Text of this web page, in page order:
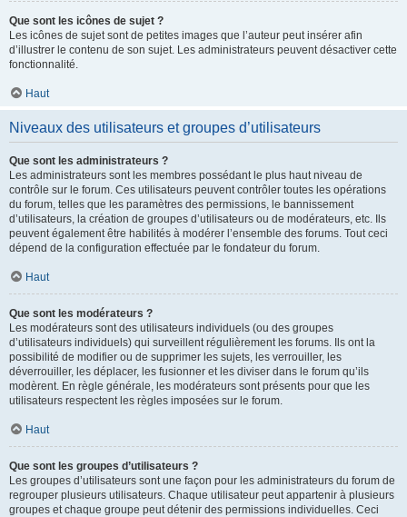
Que sont les icônes de sujet ?
Les icônes de sujet sont de petites images que l’auteur peut insérer afin
d’illustrer le contenu de son sujet. Les administrateurs peuvent désactiver cette
fonctionnalité.
Haut
Niveaux des utilisateurs et groupes d’utilisateurs
Que sont les administrateurs ?
Les administrateurs sont les membres possédant le plus haut niveau de
contrôle sur le forum. Ces utilisateurs peuvent contrôler toutes les opérations
du forum, telles que les paramètres des permissions, le bannissement
d’utilisateurs, la création de groupes d’utilisateurs ou de modérateurs, etc. Ils
peuvent également être habilités à modérer l’ensemble des forums. Tout ceci
dépend de la configuration effectuée par le fondateur du forum.
Haut
Que sont les modérateurs ?
Les modérateurs sont des utilisateurs individuels (ou des groupes
d’utilisateurs individuels) qui surveillent régulièrement les forums. Ils ont la
possibilité de modifier ou de supprimer les sujets, les verrouiller, les
déverrouiller, les déplacer, les fusionner et les diviser dans le forum qu’ils
modèrent. En règle générale, les modérateurs sont présents pour que les
utilisateurs respectent les règles imposées sur le forum.
Haut
Que sont les groupes d’utilisateurs ?
Les groupes d’utilisateurs sont une façon pour les administrateurs du forum de
regrouper plusieurs utilisateurs. Chaque utilisateur peut appartenir à plusieurs
groupes et chaque groupe peut détenir des permissions individuelles. Ceci